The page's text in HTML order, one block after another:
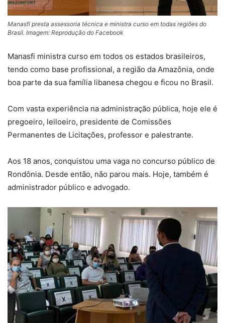
Manasfi presta assessoria técnica e ministra curso em todas regiões do
Brasil. Imagem: Reprodução do Facebook
Manasfi ministra curso em todos os estados brasileiros,
tendo como base profissional, a região da Amazônia, onde
boa parte da sua família libanesa chegou e ficou no Brasil.
Com vasta experiência na administração pública, hoje ele é
pregoeiro, leiloeiro, presidente de Comissões
Permanentes de Licitações, professor e palestrante.
Aos 18 anos, conquistou uma vaga no concurso público de
Rondônia. Desde então, não parou mais. Hoje, também é
administrador público e advogado.